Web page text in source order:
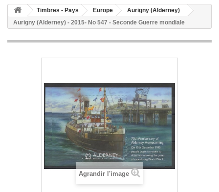
Timbres - Pays Europe
Aurigny (Alderney)
Aurigny (Alderney) - 2015- No 547 - Seconde Guerre mondiale
Agrandir l'image